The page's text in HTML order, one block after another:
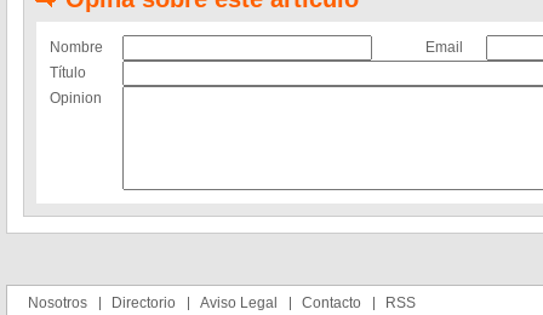
Nombre
Email
Título
Opinion
Nosotros Directorio Aviso Legal Contacto RSS